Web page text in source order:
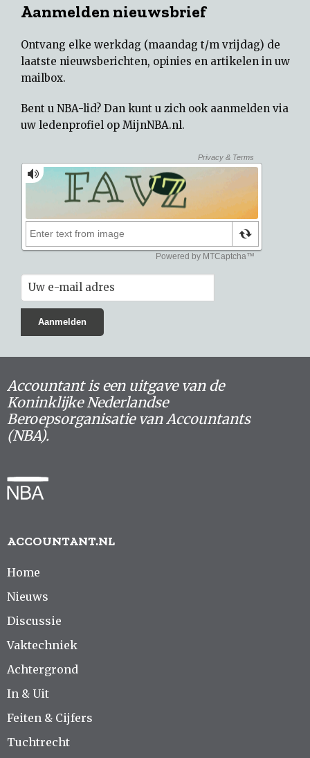
Aanmelden nieuwsbrief
Ontvang elke werkdag (maandag t/m vrijdag) de
laatste nieuwsberichten, opinies en artikelen in uw
mailbox.
Bent u NBA-lid? Dan kunt u zich ook aanmelden via
uw ledenprofiel op MijnNBA.nl.
Accountant is een uitgave van de
Koninklijke Nederlandse
Beroepsorganisatie van Accountants
(NBA).
ACCOUNTANT.NL
Home
Nieuws
Discussie
Vaktechniek
Achtergrond
In & Uit
Feiten & Cijfers
Tuchtrecht